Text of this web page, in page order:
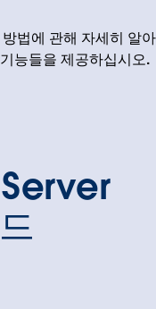
법에 관해 자세히 알
능들을 제공하십시오.